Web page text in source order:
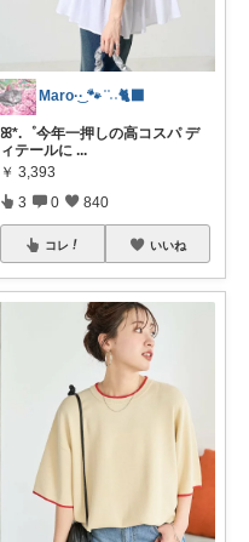
Maro·͜· 🐾 ͗ ͗˒˒🐈‍⬛
ꕤ*.゜今年一押しの高コスパ デ
ィテールに ...
￥ 3,393
3 0 840
コレ いいね